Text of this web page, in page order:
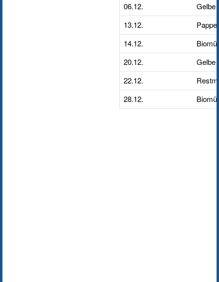
06.12.
Gelbe
13.12.
14.12.
20.12.
Gelbe
22.12.
28.12.